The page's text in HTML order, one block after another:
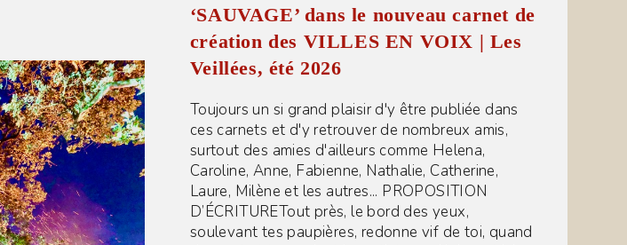
‘SAUVAGE’ dans le nouveau carnet de
création des VILLES EN VOIX | Les
Veillées, été 2026
Toujours un si grand plaisir d'y être publiée dans
ces carnets et d'y retrouver de nombreux amis,
surtout des amies d'ailleurs comme Helena,
Caroline, Anne, Fabienne, Nathalie, Catherine,
Laure, Milène et les autres... PROPOSITION
D’ÉCRITURETout près, le bord des yeux,
soulevant tes paupières, redonne vif de toi, quand